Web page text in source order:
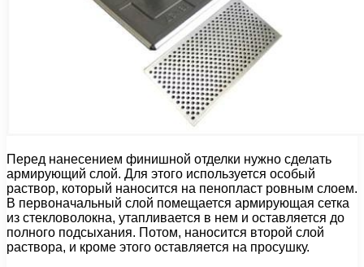
Перед нанесением финишной отделки нужно сделать
армирующий слой. Для этого используется особый
раствор, который наносится на пенопласт ровным слоем.
В первоначальный слой помещается армирующая сетка
из стекловолокна, утапливается в нем и оставляется до
полного подсыхания. Потом, наносится второй слой
раствора, и кроме этого оставляется на просушку.